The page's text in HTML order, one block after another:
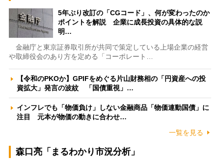
5年ぶり改訂の「CGコード」、何が変わったのか
ポイントを解説 企業に成長投資の具体的な説
明…
金融庁と東京証券取引所が共同で策定している上場企業の経営
や取締役会のあり方を定める「コーポレート…
【令和のPKOか】GPIFをめぐる片山財務相の「円資産への投
資拡大」発言の波紋 「国債重視」…
インフレでも「物価負け」しない金融商品「物価連動国債」に
注目 元本が物価の動きに合わせ…
一覧を見る
森口亮「まるわかり市況分析」